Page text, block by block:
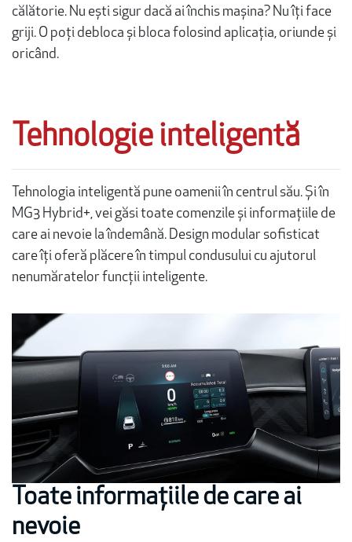
călătorie. Nu ești sigur dacă ai închis mașina? Nu îți face
griji. O poți debloca și bloca folosind aplicația, oriunde și
oricând.
Tehnologie inteligentă
Tehnologia inteligentă pune oamenii în centrul său. Și în
MG3 Hybrid+, vei găsi toate comenzile și informațiile de
care ai nevoie la îndemână. Design modular sofisticat
care îți oferă plăcere în timpul condusului cu ajutorul
nenumăratelor funcții inteligente.
Toate informațiile de care ai
nevoie